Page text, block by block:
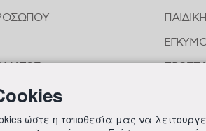
ώστε η τοποθεσία μας να